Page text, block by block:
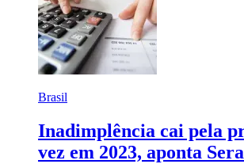
Brasil
Inadimplência cai pela
vez em 2023, aponta